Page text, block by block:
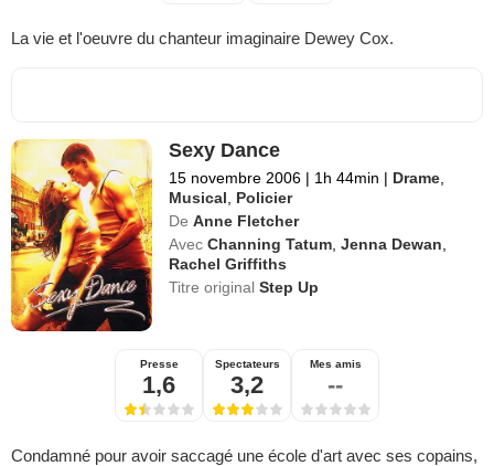
La vie et l'oeuvre du chanteur imaginaire Dewey Cox.
Sexy Dance
15 novembre 2006 | 1h 44min | Drame
Musical
Policier
De Anne Fletcher
Avec Channing Tatum ,Jenna Dewan
Rachel Griffiths
Titre originalStep Up
Presse
1,6
Spectateurs
3,2
Mes amis
--
Condamné pour avoir saccagé une école d'art avec ses copains,